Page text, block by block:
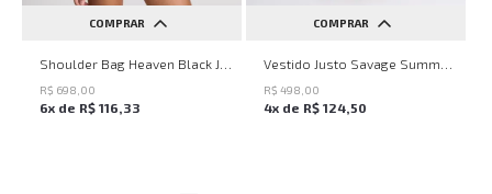
COMPRAR
UN
R$ 698 00
6x de R$ 116,33
COMPRAR
PP P M G
R$ 498 00
4x de R$ 124,50